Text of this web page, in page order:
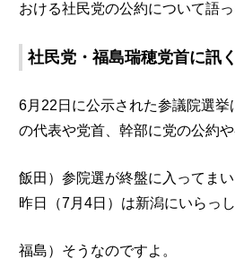
おける社民党の公約について語っ
社民党・福島瑞穂党首に訊
6月22日に公示された参議院選
の代表や党首、幹部に党の公約
飯田）参院選が終盤に入ってま
昨日（7月4日）は新潟にいらっ
福島）そうなのですよ。